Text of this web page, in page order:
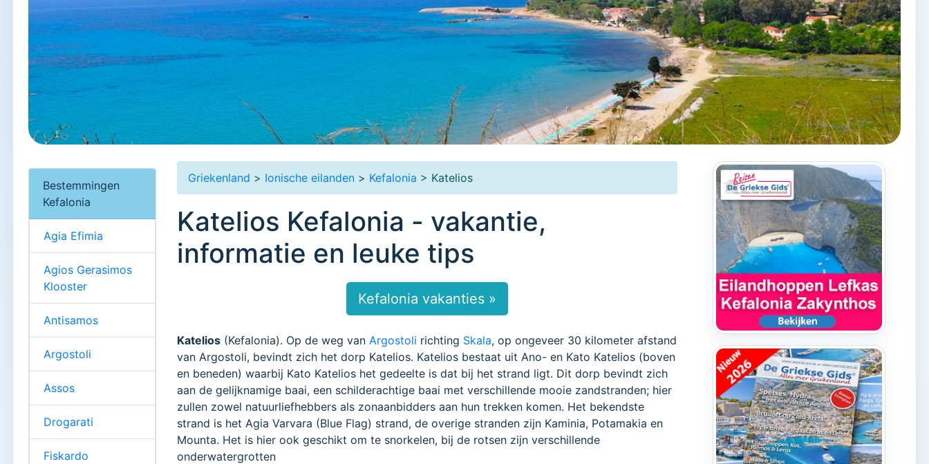
Griekenland > Ionische eilanden > Kefalonia > Katelios
Katelios Kefalonia - vakantie,
informatie en leuke tips
Kefalonia vakanties »
Katelios (Kefalonia). Op de weg van Argostoli richting Skala, op ongeveer 30 kilometer afstand
van Argostoli, bevindt zich het dorp Katelios. Katelios bestaat uit Ano- en Kato Katelios (boven
en beneden) waarbij Kato Katelios het gedeelte is dat bij het strand ligt. Dit dorp bevindt zich
aan de gelijknamige baai, een schilderachtige baai met verschillende mooie zandstranden; hier
zullen zowel natuurliefhebbers als zonaanbidders aan hun trekken komen. Het bekendste
strand is het Agia Varvara (Blue Flag) strand, de overige stranden zijn Kaminia, Potamakia en
Mounta. Het is hier ook geschikt om te snorkelen, bij de rotsen zijn verschillende
onderwatergrotten
Bestemmingen
Kefalonia
Agia Efimia
Agios Gerasimos
Klooster
Antisamos
Argostoli
Assos
Drogarati
Fiskardo